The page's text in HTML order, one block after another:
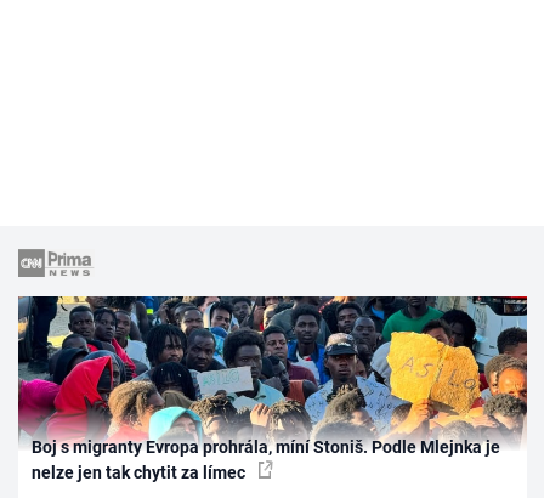
Boj s migranty Evropa prohrála, míní Stoniš. Podle Mlejnka je
nelze jen tak chytit za límec